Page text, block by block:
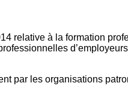
relative à la formation
par les organisations